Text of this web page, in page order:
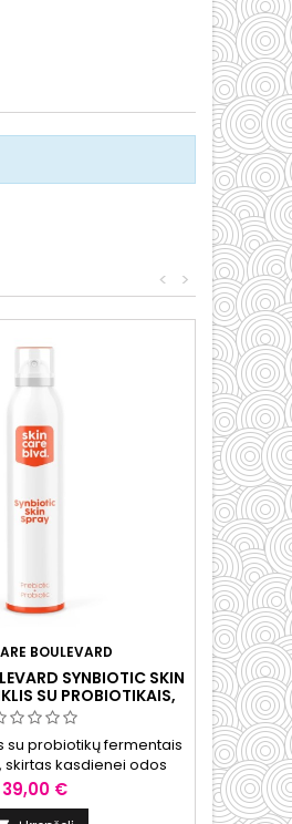
>
<
BOULEVARD
SYNBIOTIC SKIN
SU PROBIOTIKAIS,
200 ML
su probiotikų fermentais
skirtas kasdienei odos
palaikyti odos
suteikia komforto
Kaina
39,00 €